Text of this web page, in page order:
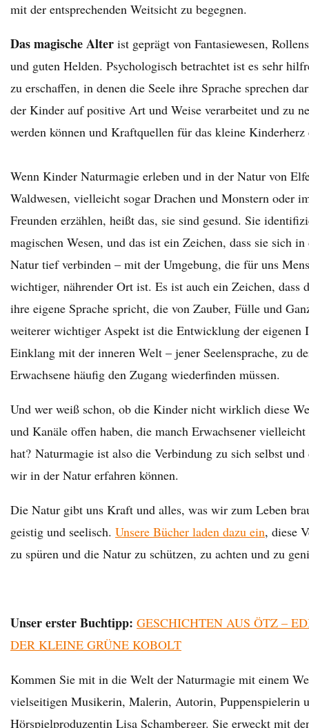
mit der entsprechenden Weitsicht zu begegnen.
Das magische Alter ist geprägt von Fantasiewesen,
und guten Helden. Psychologisch betrachtet ist es sehr
zu erschaffen, in denen die Seele ihre Sprache sprechen
der Kinder auf positive Art und Weise verarbeitet und zu
werden können und Kraftquellen für das kleine Kinderherz
Wenn Kinder Naturmagie erleben und in der Natur von
Waldwesen, vielleicht sogar Drachen und Monstern oder
Freunden erzählen, heißt das, sie sind gesund. Sie
magischen Wesen, und das ist ein Zeichen, dass sie sich
Natur tief verbinden – mit der Umgebung, die für uns
wichtiger, nährender Ort ist. Es ist auch ein Zeichen, dass
ihre eigene Sprache spricht, die von Zauber, Fülle und
weiterer wichtiger Aspekt ist die Entwicklung der eigenen
Einklang mit der inneren Welt – jener Seelensprache, zu
Erwachsene häufig den Zugang wiederfinden müssen.
Und wer weiß schon, ob die Kinder nicht wirklich diese
und Kanäle offen haben, die manch Erwachsener
hat? Naturmagie ist also die Verbindung zu sich selbst und
wir in der Natur erfahren können.
Die Natur gibt uns Kraft und alles, was wir zum Leben
geistig und seelisch. Unsere Bücher laden dazu ein, diese
zu spüren und die Natur zu schützen, zu achten und zu
Unser erster Buchtipp: GESCHICHTEN AUS ÖTZ –
DER KLEINE GRÜNE KOBOLT
Kommen Sie mit in die Welt der Naturmagie mit einem
vielseitigen Musikerin, Malerin, Autorin, Puppenspielerin
Hörspielproduzentin Lisa Schamberger. Sie erweckt mit